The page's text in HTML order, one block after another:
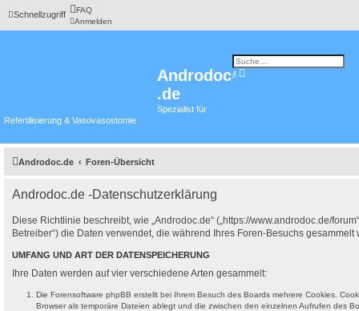
Schnellzugriff
FAQ
Anmelden
Androdoc
.de
Spezialist für
Refertilisierung & Vasovasostomie
S
E
t
c
Androdoc.de Foren-Übersicht
Androdoc.de -Datenschutzerklärung
Diese Richtlinie beschreibt, wie „Androdoc.de“ („https://www.androdoc.de/
Betreiber“) die Daten verwendet, die während Ihres Foren-Besuchs gesammelt
UMFANG UND ART DER DATENSPEICHERUNG
Ihre Daten werden auf vier verschiedene Arten gesammelt:
Die Forensoftware phpBB erstellt bei Ihrem Besuch des Boards mehrere Cookies.
Browser als temporäre Dateien ablegt und die zwischen den einzelnen Aufrufen des